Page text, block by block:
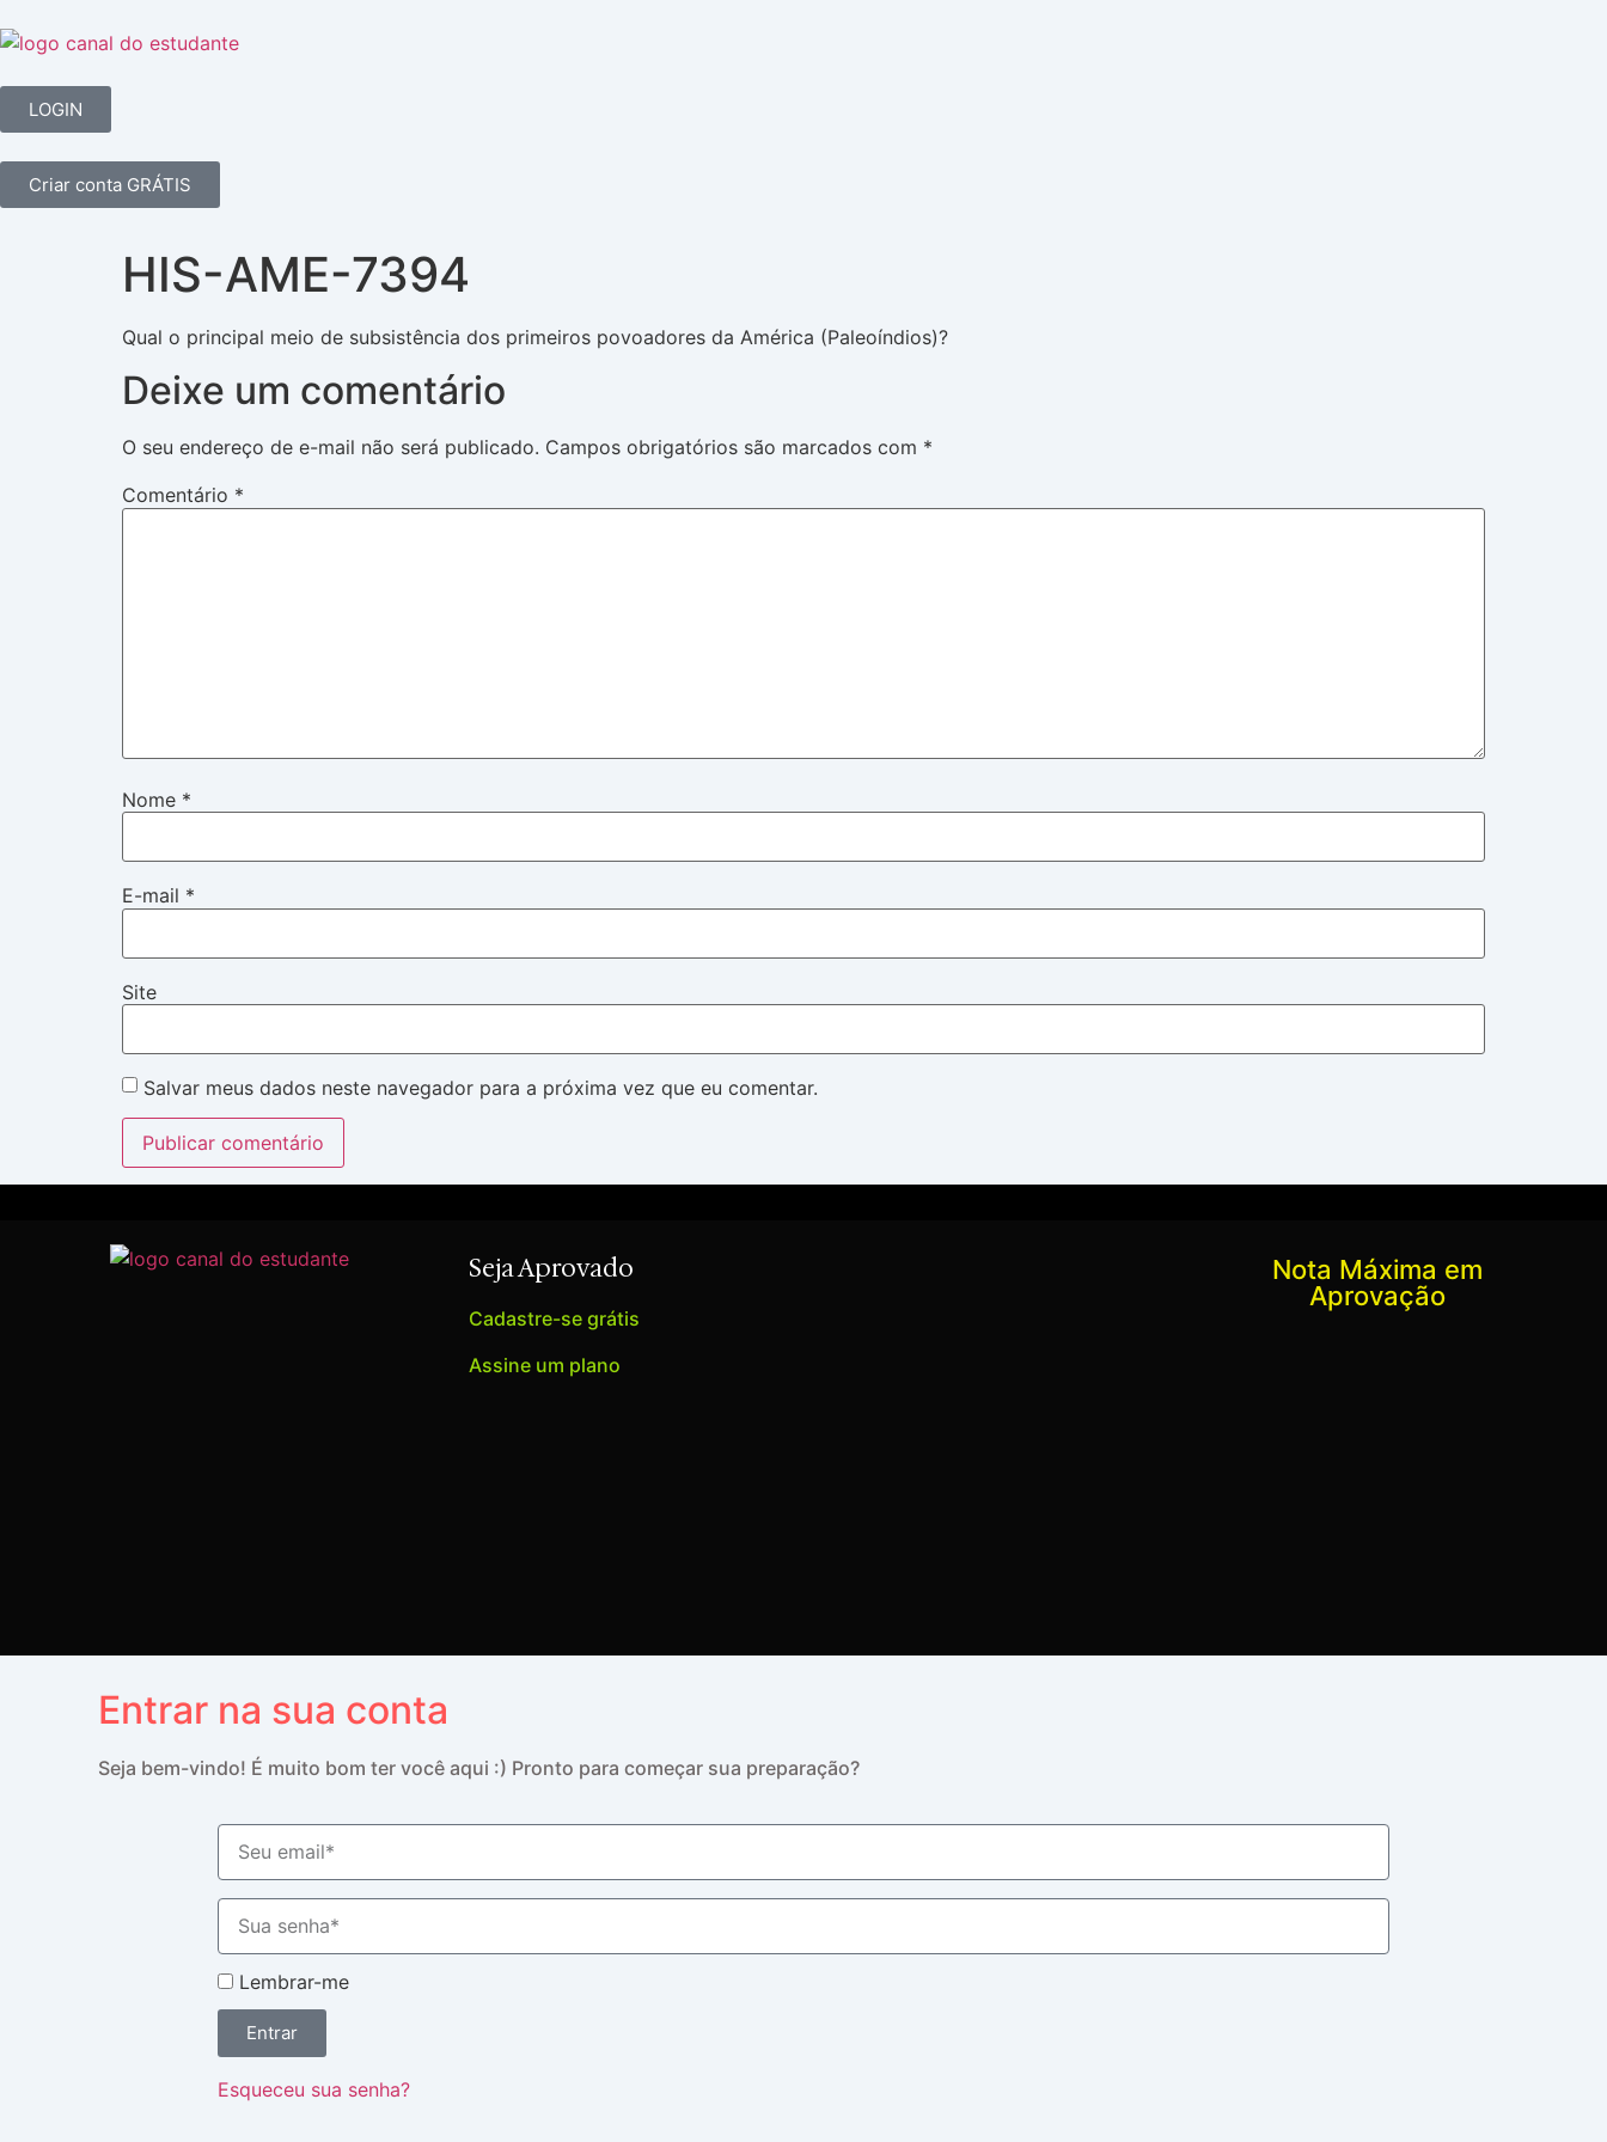
LOGIN
Criar conta GRÁTIS
HIS-AME-7394
Qual o principal meio de subsistência dos primeiros povoadores da América (Paleoíndios)?
Deixe um comentário
O seu endereço de e-mail não será publicado. Campos obrigatórios são marcados com *
Comentário *
Nome *
E-mail *
Site
Salvar meus dados neste navegador para a próxima vez que eu comentar.
Seja Aprovado
Cadastre-se grátis
Assine um plano
Nota Máxima em
Aprovação
Entrar na sua conta
Seja bem-vindo! É muito bom ter você aqui :) Pronto para começar sua preparação?
Lembrar-me
Entrar
Esqueceu sua senha?